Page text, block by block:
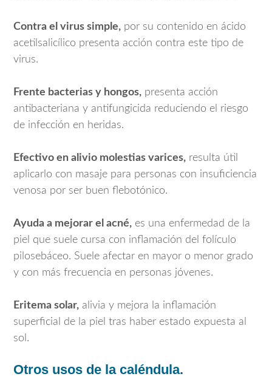
Contra el virus simple, por su contenido en ácido
acetilsalicílico presenta acción contra este tipo de
virus.
Frente bacterias y hongos, presenta acción
antibacteriana y antifungicida reduciendo el riesgo
de infección en heridas.
Efectivo en alivio molestias varices, resulta útil
aplicarlo con masaje para personas con insuficiencia
venosa por ser buen flebotónico.
Ayuda a mejorar el acné, es una enfermedad de la
piel que suele cursa con inflamación del folículo
pilosebáceo. Suele afectar en mayor o menor grado
y con más frecuencia en personas jóvenes.
Eritema solar, alivia y mejora la inflamación
superficial de la piel tras haber estado expuesta al
sol.
Otros usos de la caléndula.